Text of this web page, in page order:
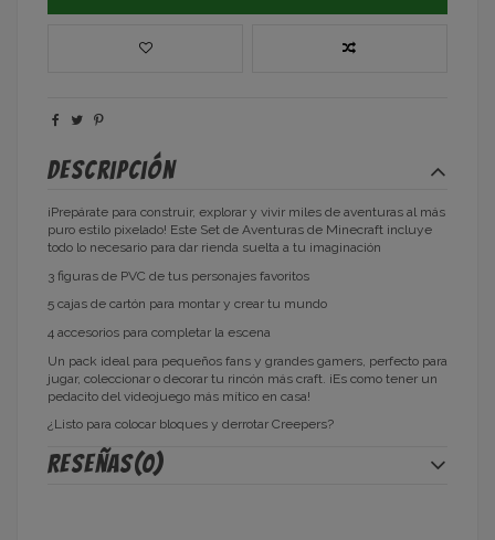
Descripción
¡Prepárate para construir, explorar y vivir miles de aventuras al más
puro estilo pixelado! Este Set de Aventuras de Minecraft incluye
todo lo necesario para dar rienda suelta a tu imaginación
3 figuras de PVC de tus personajes favoritos
5 cajas de cartón para montar y crear tu mundo
4 accesorios para completar la escena
Un pack ideal para pequeños fans y grandes gamers, perfecto para
jugar, coleccionar o decorar tu rincón más craft. ¡Es como tener un
pedacito del videojuego más mítico en casa!
¿Listo para colocar bloques y derrotar Creepers?
Reseñas(0)